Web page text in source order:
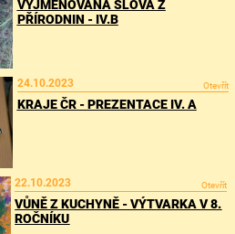
VYJMENOVANÁ SLOVA Z
PŘÍRODNIN - IV.B
24.10.2023 Otevřít
KRAJE ČR - PREZENTACE IV. A
22.10.2023 Otevřít
VŮNĚ Z KUCHYNĚ - VÝTVARKA V 8.
ROČNÍKU